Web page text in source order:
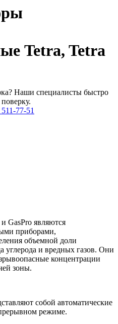
Tetra, Tetra
Наши специалисты быстро
77-51
GasPro являются
приборами,
объемной доли
углерода и вредных газов. Они
концентрации
зоны.
собой автоматические
режиме.